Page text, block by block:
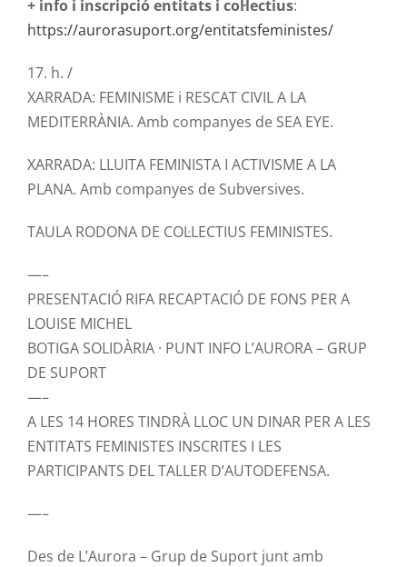
+ info i inscripció entitats i col·lectius:
https://aurorasuport.org/entitatsfeministes/
17. h. /
XARRADA: FEMINISME i RESCAT CIVIL A LA
MEDITERRÀNIA. Amb companyes de SEA EYE.
XARRADA: LLUITA FEMINISTA I ACTIVISME A LA
PLANA. Amb companyes de Subversives.
TAULA RODONA DE COL·LECTIUS FEMINISTES.
—–
PRESENTACIÓ RIFA RECAPTACIÓ DE FONS PER A
LOUISE MICHEL
BOTIGA SOLIDÀRIA · PUNT INFO L’AURORA – GRUP
DE SUPORT
—–
A LES 14 HORES TINDRÀ LLOC UN DINAR PER A LES
ENTITATS FEMINISTES INSCRITES I LES
PARTICIPANTS DEL TALLER D’AUTODEFENSA.
—–
Des de L’Aurora – Grup de Suport junt amb